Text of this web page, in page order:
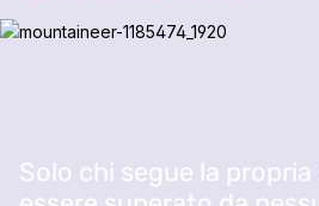
Salta la galleria di immagini
Solo chi segue la